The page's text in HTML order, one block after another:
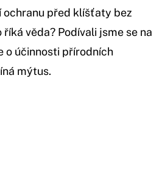
ochranu před klíšťaty bez
věda? Podívali jsme se na
o účinnosti přírodních
mýtus.